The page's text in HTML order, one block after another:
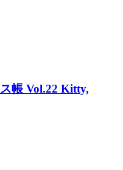
帳 Vol.22 Kitty,